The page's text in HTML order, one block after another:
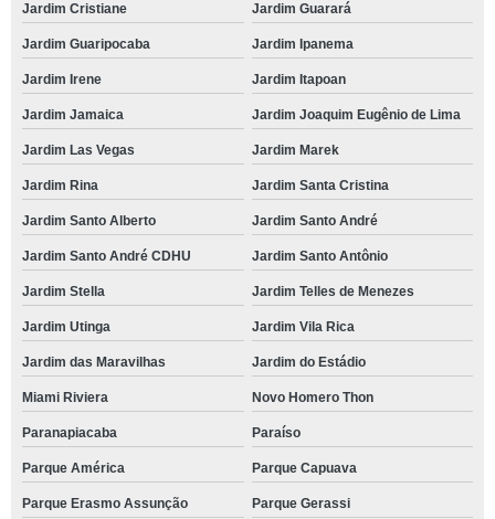
Jardim Cristiane Jardim Guarará
Jardim Guaripocaba Jardim Ipanema
Jardim Irene Jardim Itapoan
Jardim Jamaica Jardim Joaquim Eugênio de Lima
Jardim Las Vegas Jardim Marek
Jardim Rina Jardim Santa Cristina
Jardim Santo Alberto Jardim Santo André
Jardim Santo André CDHU Jardim Santo Antônio
Jardim Stella Jardim Telles de Menezes
Jardim Utinga Jardim Vila Rica
Jardim das Maravilhas Jardim do Estádio
Miami Riviera Novo Homero Thon
Paranapiacaba Paraíso
Parque América Parque Capuava
Parque Erasmo Assunção Parque Gerassi